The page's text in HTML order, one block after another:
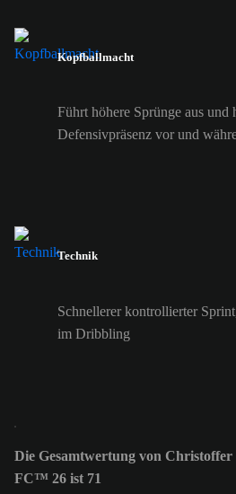
Kopfballmacht
Führt höhere Sprünge aus und
Defensivpräsenz vor und
Technik
Schnellerer kontrollierter
im Dribbling
Die Gesamtwertung von
FC™ 26 ist 71